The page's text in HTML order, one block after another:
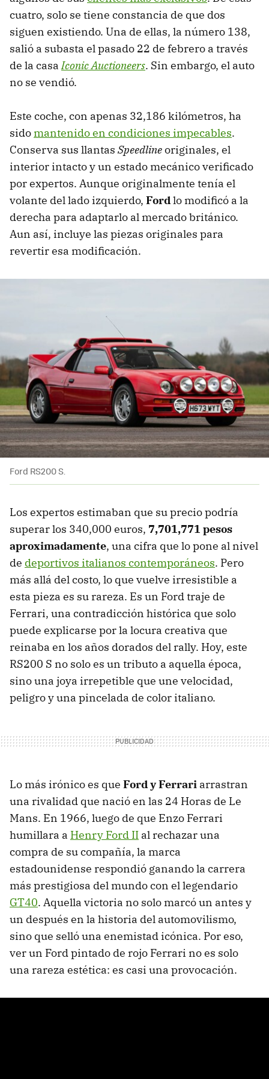
cuatro, solo se tiene constancia de que dos
siguen existiendo. Una de ellas, la número 138,
salió a subasta el pasado 22 de febrero a través
de la casaIconic Auctioneers. Sin embargo, el auto
no se vendió.
Este coche, con apenas 32,186 kilómetros, ha
sidomantenido en condiciones impecables.
Conserva sus llantas Speedlineoriginales, el
interior intacto y un estado mecánico verificado
por expertos. Aunque originalmente tenía el
volante del lado izquierdo, Fordlo modificó a la
derecha para adaptarlo al mercado británico.
Aun así, incluye las piezas originales para
revertir esa modificación.
Ford RS200 S.
Los expertos estimaban que su precio podría
superar los 340,000 euros, 7,701,771 pesos
aproximadamente, una cifra que lo pone al nivel
de deportivos italianos contemporáneos. Pero
más allá del costo, lo que vuelve irresistible a
esta pieza es su rareza. Es un Ford traje de
Ferrari, una contradicción histórica que solo
puede explicarse por la locura creativa que
reinaba en los años dorados del rally. Hoy, este
RS200 S no solo es un tributo a aquella época,
sino una joya irrepetible que une velocidad,
peligro y una pincelada de color italiano.
Lo más irónico es que Ford y Ferrari arrastran
una rivalidad que nació en las 24 Horas de Le
Mans. En 1966, luego de que Enzo Ferrari
humillara a Henry Ford II al rechazar una
compra de su compañía, la marca
estadounidense respondió ganando la carrera
más prestigiosa del mundo con el legendario
GT40. Aquella victoria no solo marcó un antes y
un después en la historia del automovilismo,
sino que selló una enemistad icónica. Por eso,
ver un Ford pintado de rojo Ferrari no es solo
una rareza estética: es casi una provocación.